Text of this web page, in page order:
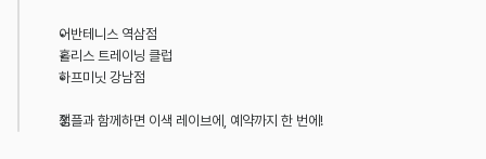
어반테니스 역삼점
홀리스 트레이닝 클럽
하프미닛 강남점
잼플과 함께하면 이색 레이브에, 예약까지 한 번에!